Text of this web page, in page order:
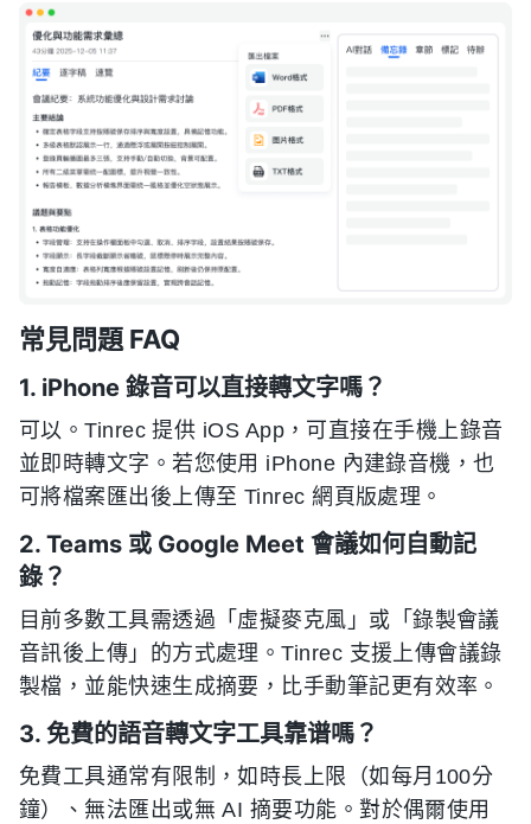
常見問題 FAQ
1. iPhone 錄音可以直接轉文字嗎？
可以。Tinrec 提供 iOS App，可直接在手機上錄音
並即時轉文字。若您使用 iPhone 內建錄音機，也
可將檔案匯出後上傳至 Tinrec 網頁版處理。
2. Teams 或 Google Meet 會議如何自動記
錄？
目前多數工具需透過「虛擬麥克風」或「錄製會議
音訊後上傳」的方式處理。Tinrec 支援上傳會議錄
製檔，並能快速生成摘要，比手動筆記更有效率。
3. 免費的語音轉文字工具靠谱嗎？
免費工具通常有限制，如時長上限（如每月100分
鐘）、無法匯出或無 AI 摘要功能。對於偶爾使用